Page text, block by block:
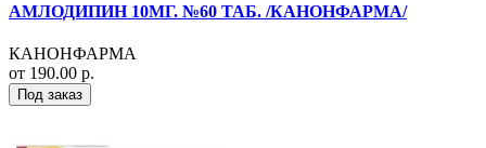
АМЛОДИПИН 10МГ. №60 ТАБ. /КАНОНФАРМА/
КАНОНФАРМА
от 190.00 р.
Под заказ